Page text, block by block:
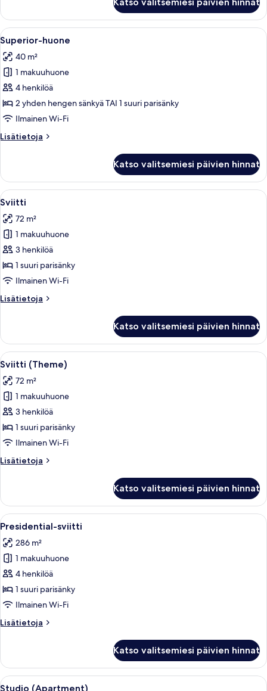
Avaa
kaikki
huonetyypin
Superior-
huone
kuvat
Hotellihuone, jossa on suuri sänky,
10
Superior-huone
40 m²
1 makuuhuone
4 henkilöä
2 yhden hengen sänkyä TAI 1 suuri parisänky
Ilmainen Wi-Fi
Lisätietoja
Lisätietoja
Katso valitsemiesi päivien hinnat
Avaa
kaikki
huonetyypin
Sviitti
kuvat
Hotellihuone, jossa on suuri sänky,
4
Sviitti
72 m²
1 makuuhuone
3 henkilöä
1 suuri parisänky
Ilmainen Wi-Fi
Lisätietoja
Lisätietoja
Katso valitsemiesi päivien hinnat
Avaa
kaikki
huonetyypin
Sviitti
(Theme)
kuvat
Hotellihuone, jossa on
13
Sviitti (Theme)
72 m²
1 makuuhuone
3 henkilöä
1 suuri parisänky
Ilmainen Wi-Fi
Lisätietoja
Lisätietoja
Katso valitsemiesi päivien hinnat
Avaa
kaikki
huonetyypin
Presidential-
sviitti
kuvat
Moderni hotellihuone, jossa on
9
Presidential-sviitti
286 m²
1 makuuhuone
4 henkilöä
1 suuri parisänky
Ilmainen Wi-Fi
Lisätietoja
Lisätietoja
Katso valitsemiesi päivien hinnat
Avaa
Hotellihuone, jossa on suuri sänky,
9
Studio (Apartment)